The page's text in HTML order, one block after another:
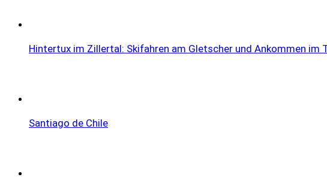
Hintertux im Zillertal: Skifahren am Gletscher und Ankommen im
Santiago de Chile